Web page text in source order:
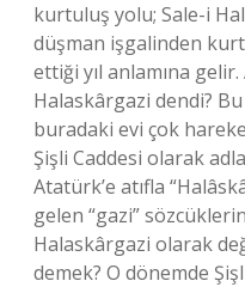
kurtuluş yolu; Sale-i
düşman işgalinden
ettiği yıl anlamına
Halaskârgazi dendi?
buradaki evi çok
Şişli Caddesi olarak
Atatürk’e atıfla
gelen “gazi”
Halaskârgazi olarak
demek? O dönemde